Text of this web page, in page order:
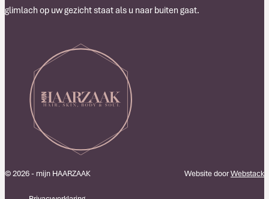
glimlach op uw gezicht staat als u naar buiten gaat.
© 2026 - mijn HAARZAAK Website doorWebstack